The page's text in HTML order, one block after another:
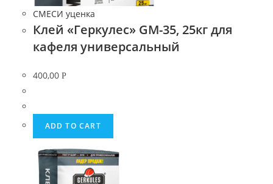
СМЕСИ уценка
Клей «Геркулес» GM-35, 25кг для
кафеля универсальный
400,00 Р
ADD TO CART